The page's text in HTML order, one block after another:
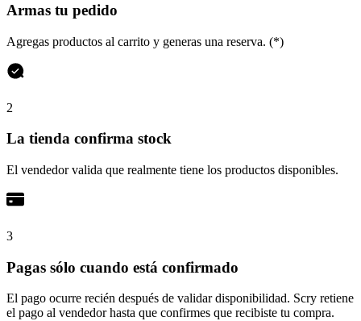
Armas tu pedido
Agregas productos al carrito y generas una reserva. (*)
2
La tienda confirma stock
El vendedor valida que realmente tiene los productos disponibles.
3
Pagas sólo cuando está confirmado
El pago ocurre recién después de validar disponibilidad. Scry retiene
el pago al vendedor hasta que confirmes que recibiste tu compra.